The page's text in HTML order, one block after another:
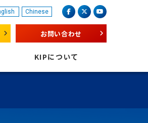
Chinese facebookX（旧 twitter）
youtube
お問い合わせ
KIPについて